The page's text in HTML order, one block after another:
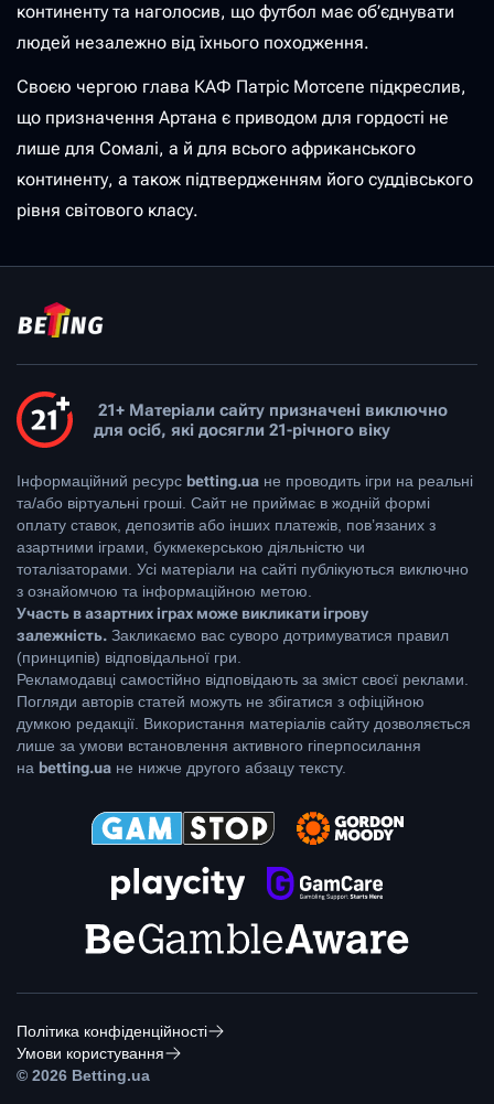
континенту та наголосив, що футбол має об’єднувати
людей незалежно від їхнього походження.
Своєю чергою глава КАФ Патріс Мотсепе підкреслив,
що призначення Артана є приводом для гордості не
лише для Сомалі, а й для всього африканського
континенту, а також підтвердженням його суддівського
рівня світового класу.
21+ Матеріали сайту призначені виключно
для осіб, які досягли 21-річного віку
Інформаційний ресурс betting.ua не проводить ігри на реальні
та/або віртуальні гроші. Сайт не приймає в жодній формі
оплату ставок, депозитів або інших платежів, пов’язаних з
азартними іграми, букмекерською діяльністю чи
тоталізаторами. Усі матеріали на сайті публікуються виключно
з ознайомчою та інформаційною метою.
Участь в азартних іграх може викликати ігрову
залежність. Закликаємо вас суворо дотримуватися правил
(принципів) відповідальної гри.
Рекламодавці самостійно відповідають за зміст своєї реклами.
Погляди авторів статей можуть не збігатися з офіційною
думкою редакції. Використання матеріалів сайту дозволяється
лише за умови встановлення активного гіперпосилання
на betting.ua не нижче другого абзацу тексту.
© 2026 Betting.ua
Політика конфіденційності
Умови користування